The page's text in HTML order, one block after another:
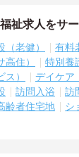
祉求人をサ
老健） 有料
住）
特別養
） デイケア
訪問入浴 訪
齢者住宅地 シ